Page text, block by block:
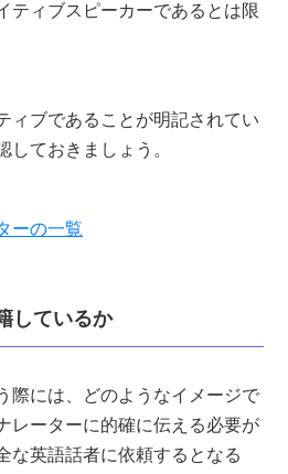
ティブスピーカーであるとは限
ィブであることが明記されてい
しておきましょう。
ーの一覧
しているか
際には、どのようなイメージで
レーターに的確に伝える必要が
な英語話者に依頼するとなる